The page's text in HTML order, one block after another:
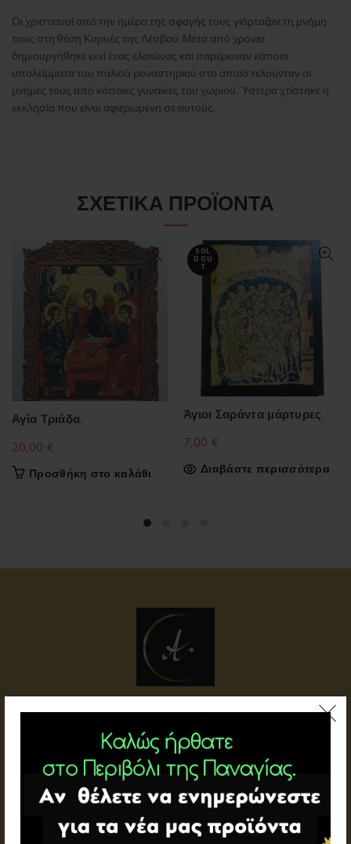
Οι χριστιανοί από την ημέρα της σφαγής τους γιόρταζαν τη μνήμη
τους στη θέση Καρυές της Λέσβου. Μετά από χρόνια
δημιουργήθηκε εκεί ένας ελαιώνας και παρέμειναν κάποια
υπολείμματα του παλιού μοναστηριού στο οποίο τελούνταν οι
μνήμες τους από κάποιες γυναίκες του χωριού. Ύστερα χτίστηκε η
εκκλησία που είναι αφιερωμένη σε αυτούς.
ΣΧΕΤΙΚΆ ΠΡΟΪΌΝΤΑ
Αγία Τριάδα.
20,00 €
Προσθήκη στο καλάθι
SOL
D OU
T
Άγιοι Σαράντα μάρτυρες.
7,00 €
Διαβάστε περισσότερα